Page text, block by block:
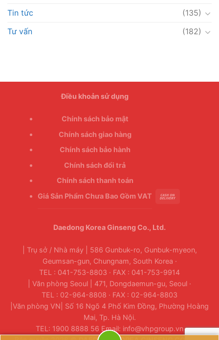
Tin tức
(135)
Tư vấn
(182)
Điều khoản sử dụng
Chính sách bảo mật
Chính sách giao hàng
Chính sách bảo hành
Chính sách đổi trả
Chính sách thanh toán
Giá Sản Phẩm Chưa Bao Gồm VAT
Daedong Korea Ginseng Co., Ltd.
| Trụ sở / Nhà máy | 586 Gunbuk-ro, Gunbuk-myeon,
Geumsan-gun, Chungnam, South Korea ·
TEL : 041-753-8803 · FAX : 041-753-9914
| Văn phòng Seoul | 471, Dongdaemun-gu, Seoul ·
TEL : 02-964-8808 · FAX : 02-964-8803
|Văn phòng VN| Số 16 Ngõ 4 Phố Kim Đồng, Phường Hoàng
Mai, Tp. Hà Nội.
TEL: 1900 8888 56 Email: info@vhpgroup.vn